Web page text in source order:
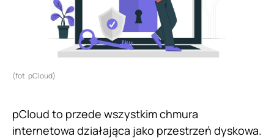
(fot. pCloud)
pCloud to przede wszystkim chmura
internetowa działająca jako przestrzeń dyskowa.